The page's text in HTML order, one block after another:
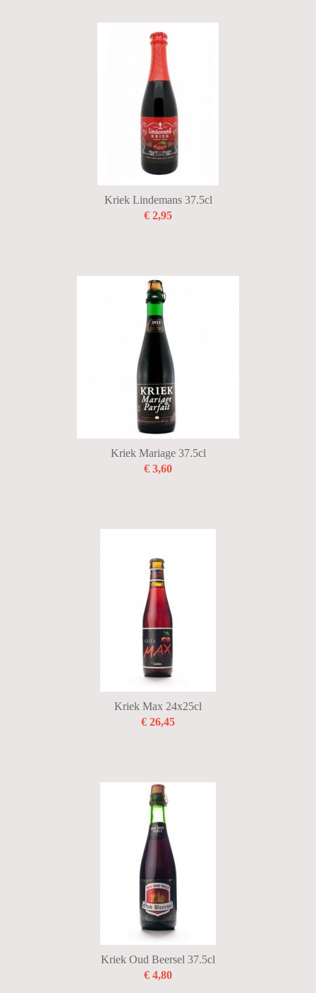
Kriek Lindemans 37.5cl
€ 2,95
Kriek Mariage 37.5cl
€ 3,60
Kriek Max 24x25cl
€ 26,45
Kriek Oud Beersel 37.5cl
€ 4,80